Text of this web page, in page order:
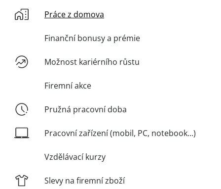
Práce z domova
Finanční bonusy a prémie
Možnost kariérního růstu
Firemní akce
Pružná pracovní doba
Pracovní zařízení (mobil, PC, notebook...)
Vzdělávací kurzy
Slevy na firemní zboží